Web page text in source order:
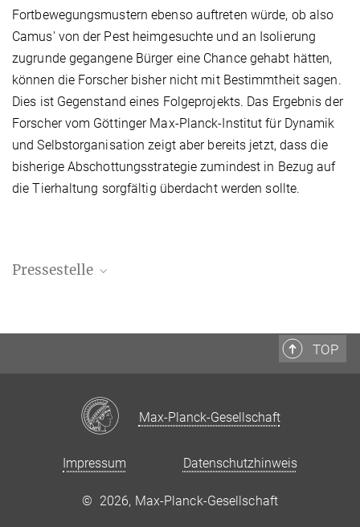
Fortbewegungsmustern ebenso auftreten würde, ob also
Camus' von der Pest heimgesuchte und an Isolierung
zugrunde gegangene Bürger eine Chance gehabt hätten,
können die Forscher bisher nicht mit Bestimmtheit sagen.
Dies ist Gegenstand eines Folgeprojekts. Das Ergebnis der
Forscher vom Göttinger Max-Planck-Institut für Dynamik
und Selbstorganisation zeigt aber bereits jetzt, dass die
bisherige Abschottungsstrategie zumindest in Bezug auf
die Tierhaltung sorgfältig überdacht werden sollte.
Pressestelle
TOP
Max-Planck-Gesellschaft
Impressum Datenschutzhinweis
© 2026, Max-Planck-Gesellschaft